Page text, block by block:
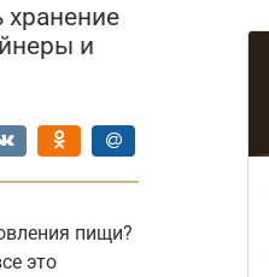
хранение
и
пищи?
это